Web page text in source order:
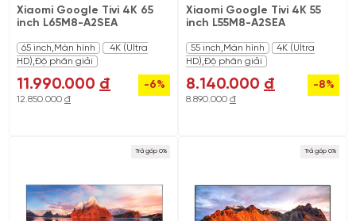
Xiaomi Google Tivi 4K 65
inch L65M8-A2SEA
65 inch,Màn hình
4K (Ultra
HD),Độ phân giải
11.990.000 đ -6%
12.850.000 đ
Xiaomi Google Tivi 4K 55
inch L55M8-A2SEA
55 inch,Màn hình
4K (Ultra
HD),Độ phân giải
8.140.000 đ -8%
8.890.000 đ
Trả góp 0% Trả góp 0%